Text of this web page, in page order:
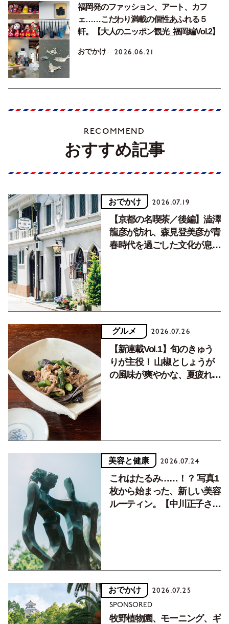
福岡発のファッション、アート、カフ
ェ……こだわり満載の個性あふれる５
軒。【大人のニッポン観光_福岡編Vol.2】
おでかけ 2026.06.21
RECOMMEND
おすすめ記事
おでかけ 2026.07.19
【京都の名喫茶／後編】澁澤
龍彦が訪れ、森見登美彦が青
春時代を過ごした文化が息づ
グルメ 2026.07.26
【新連載Vol.1】旬のきゅう
りが主役！ 山椒としょうが
の風味が爽やかな、夏疲れを
美容と健康 2026.07.24
これはたるみ……！？ 写真1
枚から始まった、新しい美容
ルーティン。【中川正子さん
おでかけ 2026.07.25
SPONSORED
牧野植物園、モーニング、ギ